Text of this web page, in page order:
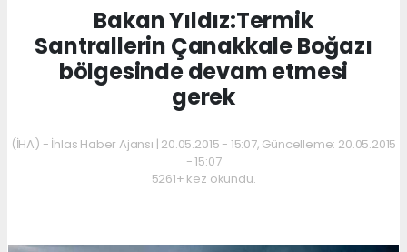
Bakan Yıldız:Termik
Santrallerin Çanakkale Boğazı
bölgesinde devam etmesi
gerek
(İHA) - İhlas Haber Ajansı | 20.05.2015 - 15:07, Güncelleme: 20.05.2015
- 15:07
5261+ kez okundu.